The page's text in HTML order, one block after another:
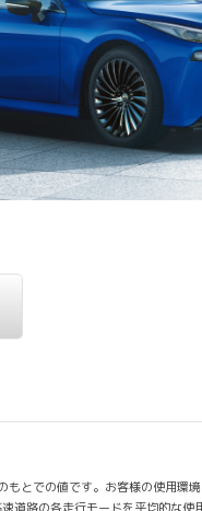
とでの値です。お客様の使用環